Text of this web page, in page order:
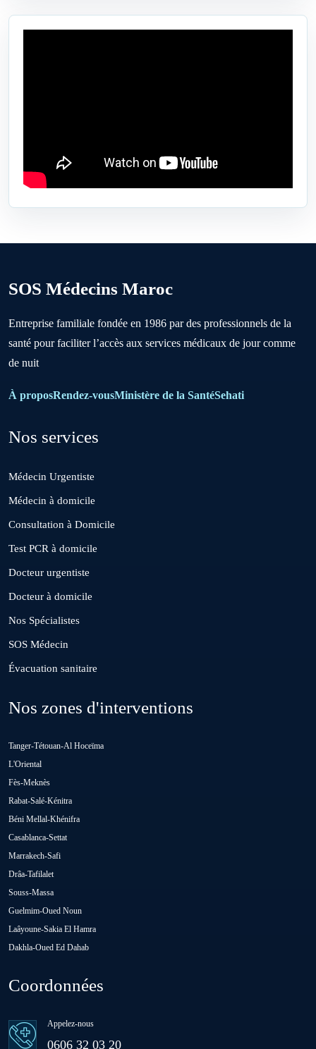
Tit Mellil
Ben Ahmed
Boujniba
Boulanouare
Bouznika
Deroua
El Borouj
El Gara
Guisser
Hattane
Khouribga
Loulad
Oulad H'Riz Sahel
Oulad Saïd
Ras El Aïn
SOS Médecins Maroc
Entreprise familiale fondée en 1986 par des professionnels de la
santé pour faciliter l’accès aux services médicaux de jour comme
de nuit
À proposRendez-vousMinistère de la SantéSehati
Nos services
Médecin Urgentiste
Médecin à domicile
Consultation à Domicile
Test PCR à domicile
Docteur urgentiste
Docteur à domicile
Nos Spécialistes
SOS Médecin
Évacuation sanitaire
Nos zones d'interventions
Tanger-Tétouan-Al Hoceïma
L'Oriental
Fès-Meknès
Rabat-Salé-Kénitra
Béni Mellal-Khénifra
Casablanca-Settat
Marrakech-Safi
Drâa-Tafilalet
Souss-Massa
Guelmim-Oued Noun
Laâyoune-Sakia El Hamra
Dakhla-Oued Ed Dahab
Coordonnées
Appelez-nous
0606 32 03 20